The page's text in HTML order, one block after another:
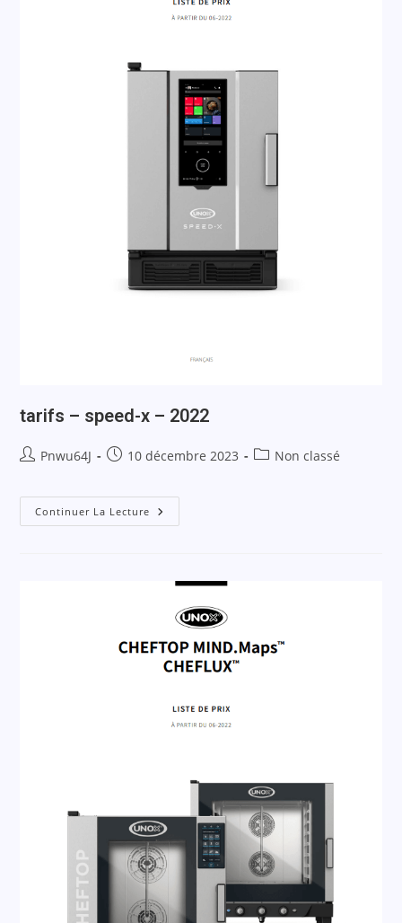
tarifs – speed-x – 2022
Pnwu64J 10 décembre 2023 Non classé
Continuer La Lecture